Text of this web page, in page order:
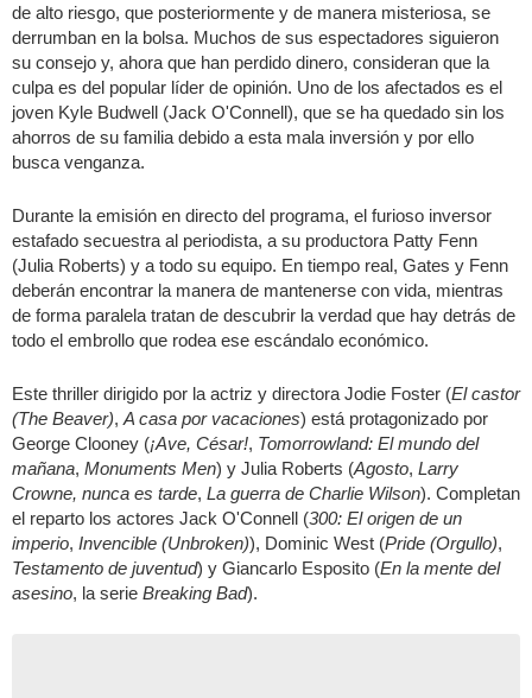
de alto riesgo, que posteriormente y de manera misteriosa, se
derrumban en la bolsa. Muchos de sus espectadores siguieron
su consejo y, ahora que han perdido dinero, consideran que la
culpa es del popular líder de opinión. Uno de los afectados es el
joven Kyle Budwell (Jack O'Connell), que se ha quedado sin los
ahorros de su familia debido a esta mala inversión y por ello
busca venganza.
Durante la emisión en directo del programa, el furioso inversor
estafado secuestra al periodista, a su productora Patty Fenn
(Julia Roberts) y a todo su equipo. En tiempo real, Gates y Fenn
deberán encontrar la manera de mantenerse con vida, mientras
de forma paralela tratan de descubrir la verdad que hay detrás de
todo el embrollo que rodea ese escándalo económico.
Este thriller dirigido por la actriz y directora Jodie Foster (El castor
(The Beaver), A casa por vacaciones) está protagonizado por
George Clooney (¡Ave, César!, Tomorrowland: El mundo del
mañana, Monuments Men) y Julia Roberts (Agosto, Larry
Crowne, nunca es tarde, La guerra de Charlie Wilson). Completan
el reparto los actores Jack O'Connell (300: El origen de un
imperio, Invencible (Unbroken)), Dominic West (Pride (Orgullo),
Testamento de juventud) y Giancarlo Esposito (En la mente del
asesino, la serie Breaking Bad).